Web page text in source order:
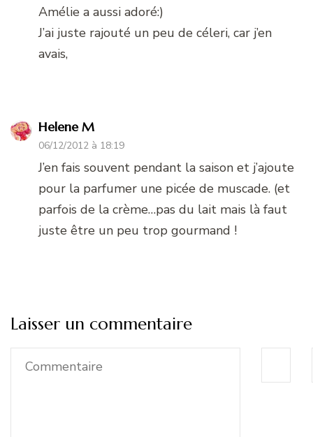
Amélie a aussi adoré:)
J’ai juste rajouté un peu de céleri, car j’en
avais,
Helene M
06/12/2012 à 18:19
J’en fais souvent pendant la saison et j’ajoute
pour la parfumer une picée de muscade. (et
parfois de la crème…pas du lait mais là faut
juste être un peu trop gourmand !
Laisser un commentaire